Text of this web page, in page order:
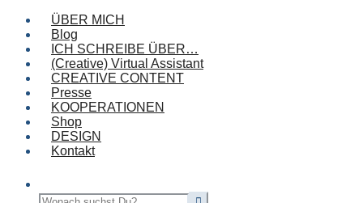
ÜBER MICH
Blog
ICH SCHREIBE ÜBER…
(Creative) Virtual Assistant
CREATIVE CONTENT
Presse
KOOPERATIONEN
Shop
DESIGN
Kontakt